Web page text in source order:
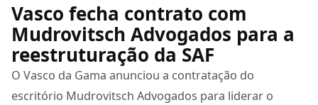
Vasco fecha contrato com
Mudrovitsch Advogados para a
reestruturação da SAF
O Vasco da Gama anunciou a contratação do
escritório Mudrovitsch Advogados para liderar o